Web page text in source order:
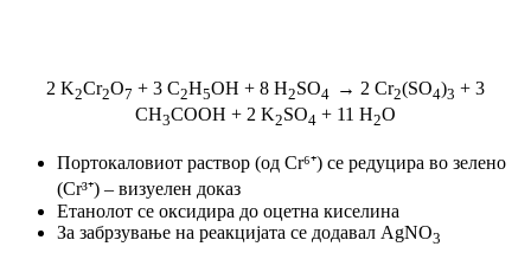
2 K2Cr2O7 + 3 C2H5OH + 8 H2SO4 → 2 Cr2(SO4)3 + 3
CH3COOH + 2 K2SO4 + 11 H2O
Портокаловиот раствор (од Cr⁶⁺) се редуцира во зелено
(Cr³⁺) – визуелен доказ
Етанолот се оксидира до оцетна киселина
За забрзување на реакцијата се додавал AgNO3